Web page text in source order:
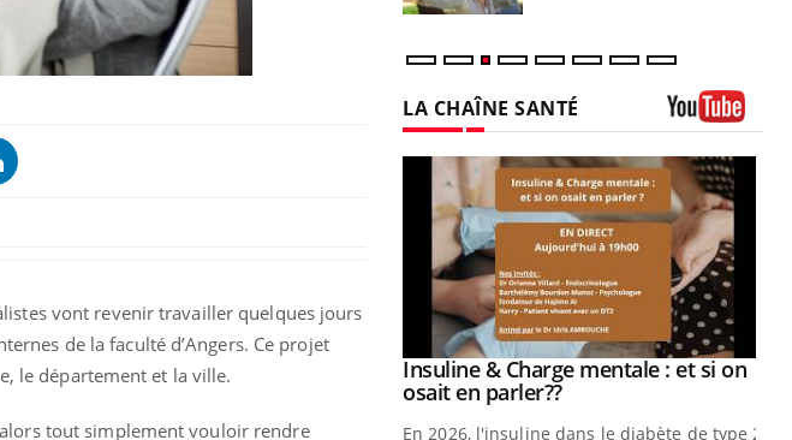
vont revenir travailler quelques jours
de la faculté d’Angers. Ce projet
le département et la ville.
tout simplement vouloir rendre
LA CHAÎNE SANTÉ
Youtube
Carence en fer : comprendre pour
prévenirYoutube
Fatigue, irritabilité, brouillard mental ou
Youtube
Insuline & Charge mentale : et si on
osait en parler??Youtube
En 2026, l'insuline dans le diabète de type 2